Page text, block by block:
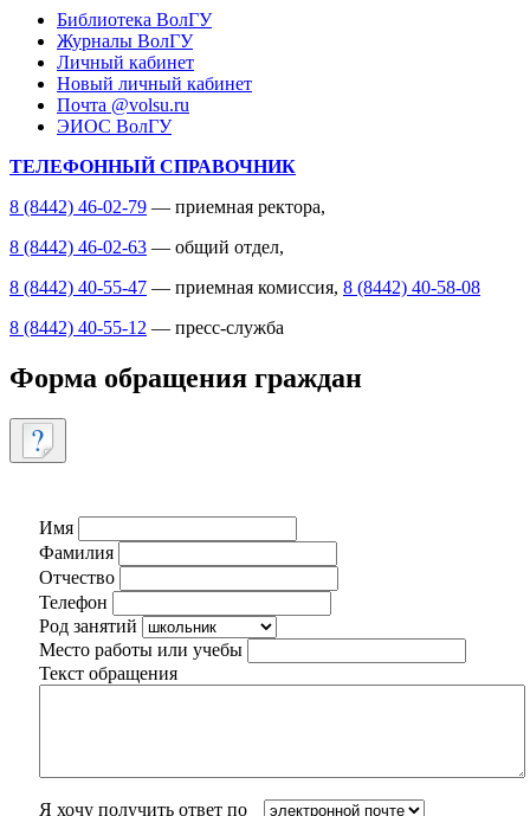
Библиотека ВолГУ
Журналы ВолГУ
Личный кабинет
Новый личный кабинет
Почта @volsu.ru
ЭИОС ВолГУ
ТЕЛЕФОННЫЙ СПРАВОЧНИК
8 (8442) 46-02-79 — приемная ректора,
8 (8442) 46-02-63 — общий отдел,
8 (8442) 40-55-47 — приемная комиссия, 8 (8442) 40-58-08
8 (8442) 40-55-12 — пресс-служба
Форма обращения граждан
Имя
Фамилия
Отчество
Телефон
Род занятий
Место работы или учебы
Текст обращения
Я хочу получить ответ по